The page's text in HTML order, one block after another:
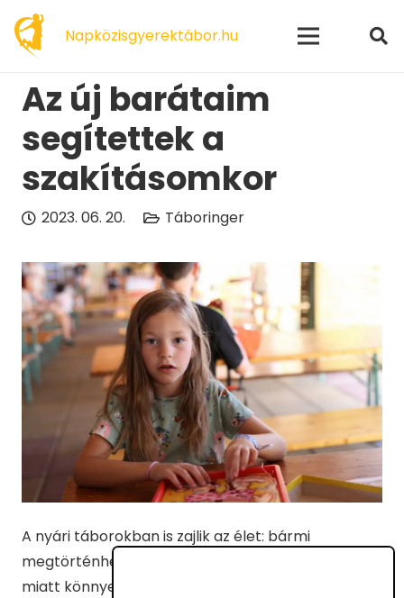
Napközisgyerektábor.hu
Az új barátaim
segítettek a
szakításomkor
2023. 06. 20. Táboringer
A nyári táborokban is zajlik az élet: bármi
megtörténhet, de az a jó, hogy a remek társaság
miatt könnyebb túllendülni a nehéz helyzeteken.